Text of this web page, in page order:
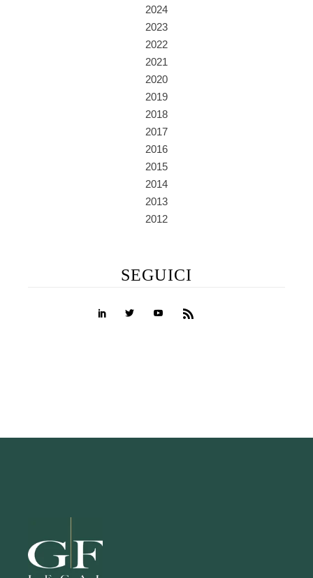
2024
2023
2022
2021
2020
2019
2018
2017
2016
2015
2014
2013
2012
SEGUICI